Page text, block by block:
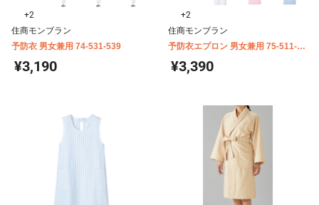
+2
住商モンブラン
予防衣 男女兼用 74-531-539
¥3,190
+2
住商モンブラン
予防衣エプロン 男女兼用 75-511-
519
¥3,390